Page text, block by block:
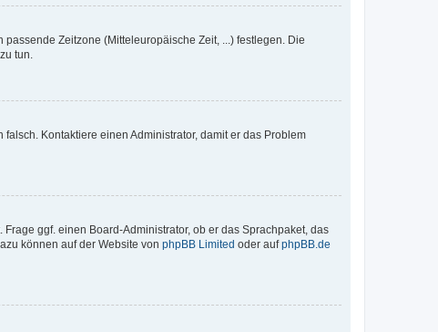
Zeitzone (Mitteleuropäische Zeit, ...) festlegen. Die
tun.
Kontaktiere einen Administrator, damit er das Problem
ggf. einen Board-Administrator, ob er das Sprachpaket, das
können auf der Website von phpBB Limited oder aufphpBB.de